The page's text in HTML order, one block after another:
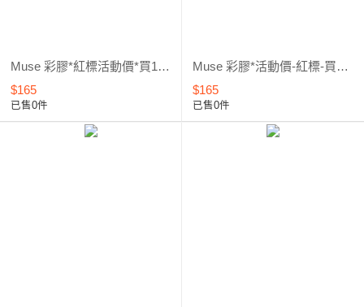
Muse 彩膠*紅標活動價*買1送1 (461~960) 3
$165
已售0件
Muse 彩膠*活動價-紅標-買1送1 (342~460) 2
$165
已售0件